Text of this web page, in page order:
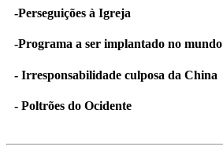
-Perseguições à Igreja
-Programa a ser implantado no mundo
- Irresponsabilidade culposa da China
- Poltrões do Ocidente